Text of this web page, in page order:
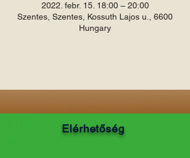
2022. febr. 15. 18:00 – 20:00
Szentes, Szentes, Kossuth Lajos u., 6600
Hungary
Elérhetőség